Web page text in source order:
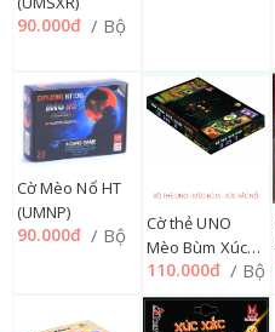
90.000đ / Bộ
Cờ Mèo Nổ HT
(UMNP)
90.000đ / Bộ
Cờ thẻ UNO
Mèo Bùm Xúc
Xắc Nổ HT
(TUNMBXXN),
55C
110.000đ / Bộ